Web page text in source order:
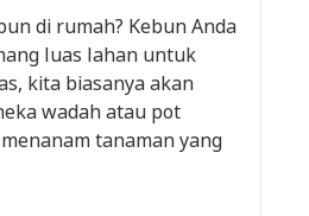
di rumah? Kebun Anda
luas lahan untuk
kita biasanya akan
wadah atau pot
tanaman yang